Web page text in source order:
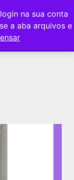
na sua conta
a aba arquivos e